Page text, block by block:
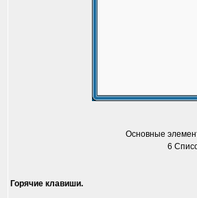
Основные
6
Горячие клавиши.